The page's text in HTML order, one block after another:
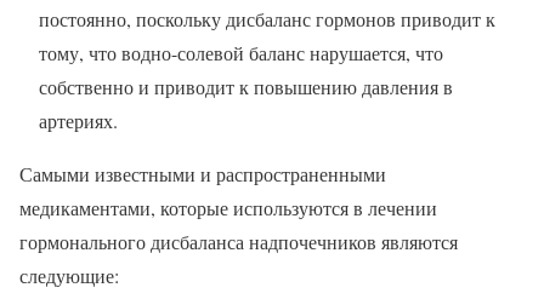
постоянно, поскольку дисбаланс гормонов приводит к
тому, что водно-солевой баланс нарушается, что
собственно и приводит к повышению давления в
артериях.
Самыми известными и распространенными
медикаментами, которые используются в лечении
гормонального дисбаланса надпочечников являются
следующие: